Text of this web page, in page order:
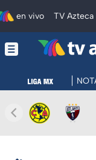
en vivo TV Azteca